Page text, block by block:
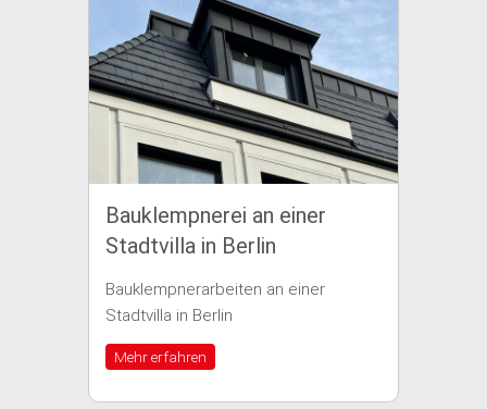
Bauklempnerei an einer
Stadtvilla in Berlin
Bauklempnerarbeiten an einer
Stadtvilla in Berlin
Mehr erfahren